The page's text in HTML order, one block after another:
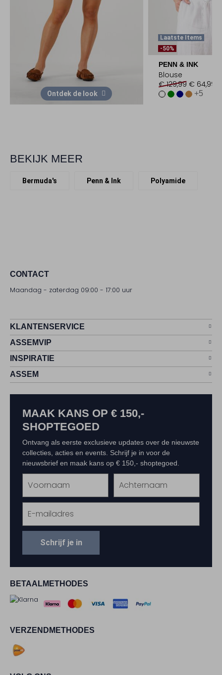
Ontdek de look
Laatste Items
-50%
PENN & INK
Blouse
€ 129,99 € 64,99
+5
BEKIJK MEER
Bermuda's Penn & Ink Polyamide
CONTACT
Maandag - zaterdag 09:00 - 17:00 uur
KLANTENSERVICE
ASSEMVIP
INSPIRATIE
ASSEM
BETAALMETHODES
VERZENDMETHODES
MAAK KANS OP € 150,-
SHOPTEGOED
Ontvang als eerste exclusieve updates over de nieuwste
collecties, acties en events. Schrijf je in voor de
nieuwsbrief en maak kans op € 150,- shoptegoed.
Schrijf je in